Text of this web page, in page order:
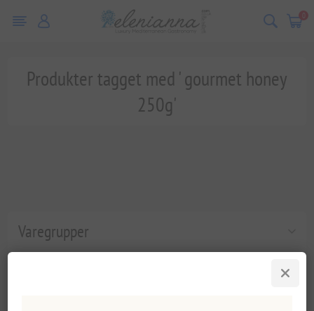
0
Varegrupper
Produkter tagget med ' gourmet honey
250g'